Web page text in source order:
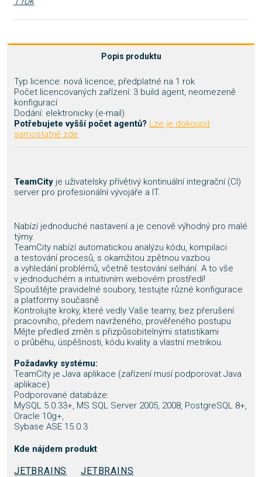
Popis produktu
Typ licence: nová licence, předplatné na 1 rok
Počet licencovaných zařízení: 3 build agent, neomezeně
konfigurací
Dodání: elektronicky (e-mail)
Potřebujete vyšší počet agentů? Lze je dokoupit
samostatně zde
TeamCity je uživatelsky přívětivý kontinuální integrační (CI)
server pro profesionální vývojáře a IT.
Nabízí jednoduché nastavení a je cenově výhodný pro malé
týmy.
TeamCity nabízí automatickou analýzu kódu, kompilaci
a testování procesů, s okamžitou zpětnou vazbou
a vyhledání problémů, včetně testování selhání. A to vše
v jednoduchém a intuitivním webovém prostředí!
Spouštějte pravidelné soubory, testujte různé konfigurace
a platformy současně
Kontrolujte kroky, které vedly Vaše teamy, bez přerušení
pracovního, předem navrženého, prověřeného postupu
Mějte předled změn s přizpůsobitelnými statistikami
o průběhu, úspěšnosti, kódu kvality a vlastní metrikou.
Požadavky systému:
TeamCity je Java aplikace (zařízení musí podporovat Java
aplikace)
Podporované databáze:
MySQL 5.0.33+, MS SQL Server 2005, 2008, PostgreSQL 8+,
Oracle 10g+,
Sybase ASE 15.0.3
Kde nájdem produkt
JETBRAINS JETBRAINS